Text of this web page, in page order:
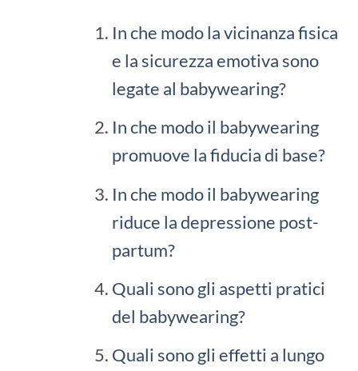
In che modo la vicinanza fisica
e la sicurezza emotiva sono
legate al babywearing?
In che modo il babywearing
promuove la fiducia di base?
In che modo il babywearing
riduce la depressione post-
partum?
Quali sono gli aspetti pratici
del babywearing?
Quali sono gli effetti a lungo